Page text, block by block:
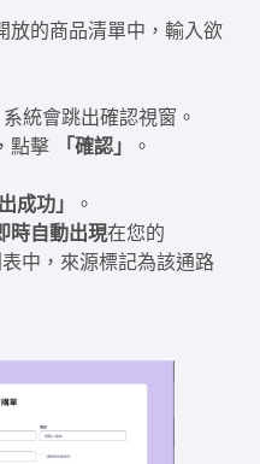
放的商品清單中，輸入欲
統會跳出確認視窗。
點擊
「確認」
。
成功」
。
時自動出現在您的
中，來源標記為該通路